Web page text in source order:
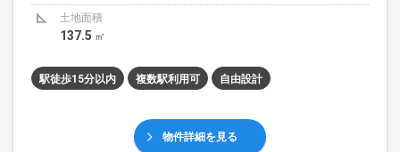
土地面積
137.5 ㎡
駅徒歩15分以内 複数駅利用可 自由設計
物件詳細を見る